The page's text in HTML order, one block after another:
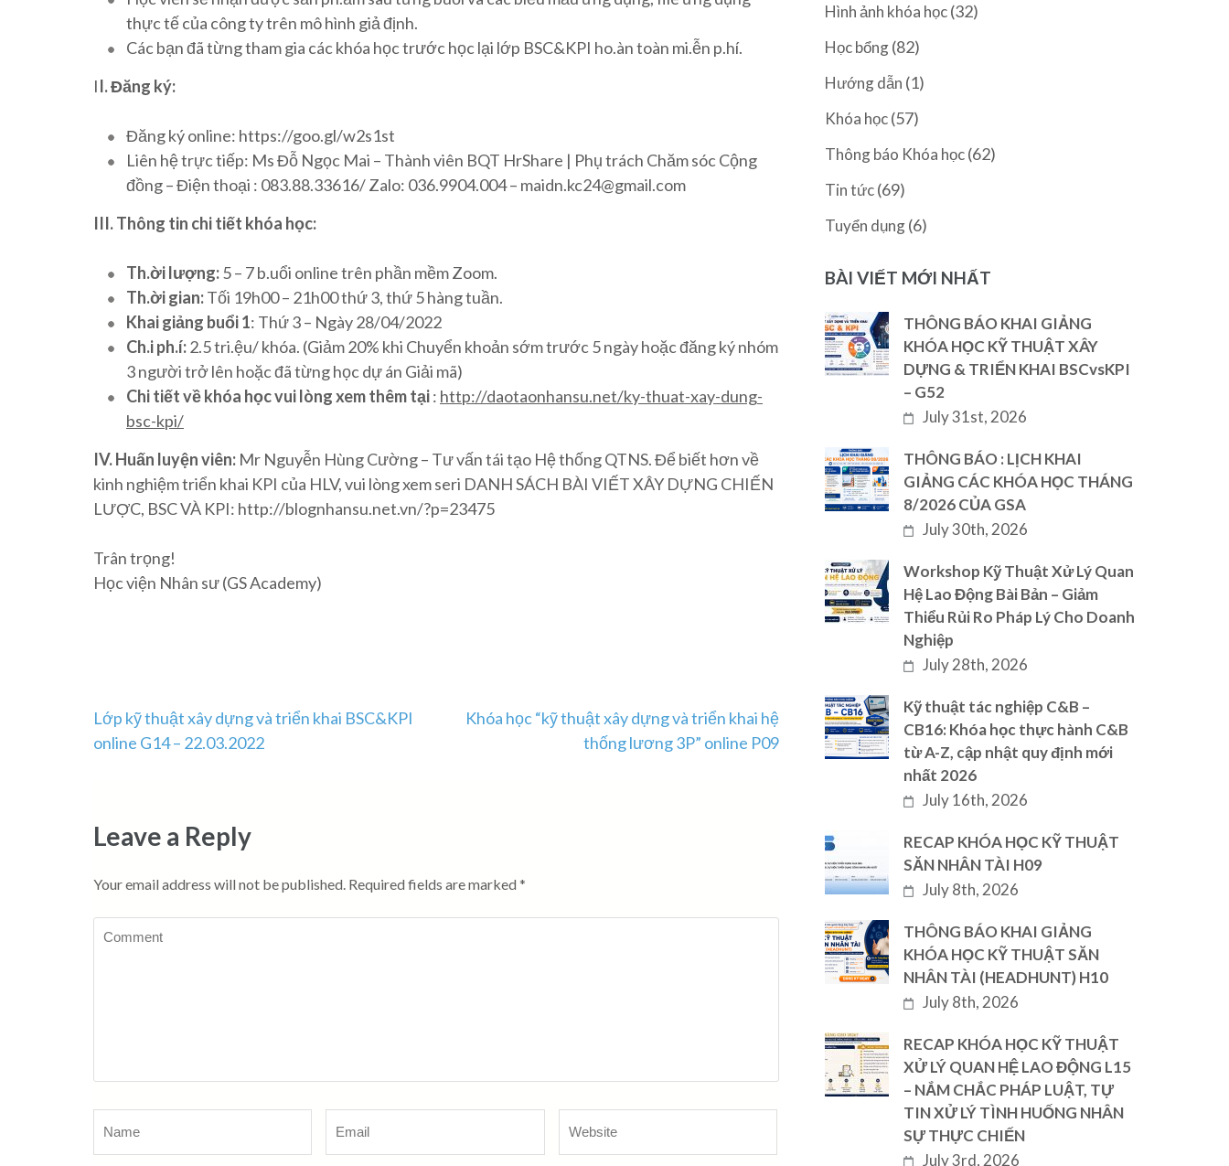
thực tế của công ty trên mô hình giả định.
Các bạn đã từng tham gia các khóa học trước học lại lớp BSC&KPI ho.àn toàn mi.ễn p.hí.
II. Đăng ký:
Đăng ký online: https://goo.gl/w2s1st
Liên hệ trực tiếp: Ms Đỗ Ngọc Mai – Thành viên BQT HrShare | Phụ trách Chăm sóc Cộng
đồng – Điện thoại : 083.88.33616/ Zalo: 036.9904.004 – maidn.kc24@gmail.com
III. Thông tin chi tiết khóa học:
Th.ời lượng:5 – 7 b.uổi online trên phần mềm Zoom.
Th.ời gian:Tối 19h00 – 21h00 thứ 3, thứ 5 hàng tuần.
Khai giảng buổi 1: Thứ 3 – Ngày 28/04/2022
Ch.i ph.í:2.5 tri.ệu/ khóa. (Giảm 20% khi Chuyển khoản sớm trước 5 ngày hoặc đăng ký nhóm
3 người trở lên hoặc đã từng học dự án Giải mã)
Chi tiết về khóa học vui lòng xem thêm tại: http://daotaonhansu.net/ky-thuat-xay-dung-
bsc-kpi/
IV. Huấn luyện viên: Mr Nguyễn Hùng Cường – Tư vấn tái tạo Hệ thống QTNS. Để biết hơn về
kinh nghiệm triển khai KPI của HLV, vui lòng xem seri DANH SÁCH BÀI VIẾT XÂY DỰNG CHIẾN
LƯỢC, BSC VÀ KPI: http://blognhansu.net.vn/?p=23475
Trân trọng!
Học viện Nhân sư (GS Academy)
Post
navigation
Lớp kỹ thuật xây dựng và triển khai BSC&KPI
online G14 – 22.03.2022
Khóa học “kỹ thuật xây dựng và triển khai hệ
thống lương 3P” online P09
Leave a Reply
Your email address will not be published. Required fields are marked *
Hình ảnh khóa học(32)
Học bổng(82)
Hướng dẫn (1)
Khóa học(57)
Thông báo Khóa học(62)
Tin tức(69)
Tuyển dụng(6)
BÀI VIẾT MỚI NHẤT
THÔNG BÁO KHAI GIẢNG
KHÓA HỌC KỸ THUẬT XÂY
DỰNG & TRIỂN KHAI BSCvsKPI
– G52
July 31st, 2026
THÔNG BÁO : LỊCH KHAI
GIẢNG CÁC KHÓA HỌC THÁNG
8/2026 CỦA GSA
July 30th, 2026
Workshop Kỹ Thuật Xử Lý Quan
Hệ Lao Động Bài Bản – Giảm
Thiểu Rủi Ro Pháp Lý Cho Doanh
Nghiệp
July 28th, 2026
Kỹ thuật tác nghiệp C&B –
CB16: Khóa học thực hành C&B
từ A-Z, cập nhật quy định mới
nhất 2026
July 16th, 2026
RECAP KHÓA HỌC KỸ THUẬT
SĂN NHÂN TÀI H09
July 8th, 2026
THÔNG BÁO KHAI GIẢNG
KHÓA HỌC KỸ THUẬT SĂN
NHÂN TÀI (HEADHUNT) H10
July 8th, 2026
RECAP KHÓA HỌC KỸ THUẬT
XỬ LÝ QUAN HỆ LAO ĐỘNG L15
– NẮM CHẮC PHÁP LUẬT, TỰ
TIN XỬ LÝ TÌNH HUỐNG NHÂN
SỰ THỰC CHIẾN
July 3rd, 2026